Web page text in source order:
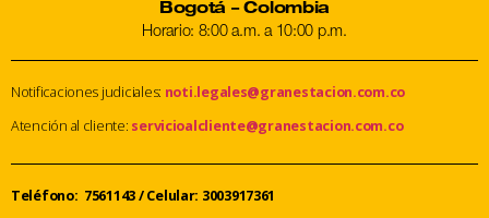
Bogotá – Colombia
Horario: 8:00 a.m. a 10:00 p.m.
Notificaciones judiciales: noti.legales@granestacion.com.co
Atención al cliente: servicioalcliente@granestacion.com.co
Teléfono: 7561143/Celular: 3003917361